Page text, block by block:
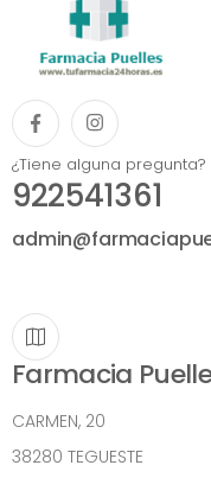
¿Tiene alguna pregunta?
922541361
Farmacia
CARMEN, 20
38280 TEGUESTE